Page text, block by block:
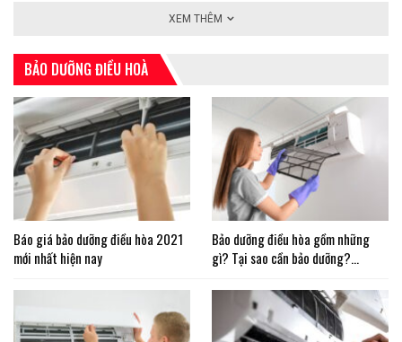
XEM THÊM
BẢO DƯỠNG ĐIỀU HOÀ
Báo giá bảo dưỡng điều hòa 2021
mới nhất hiện nay
Bảo dưỡng điều hòa gồm những
gì? Tại sao cần bảo dưỡng?…